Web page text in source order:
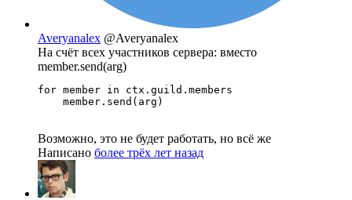
Averyanalex @Averyanalex
На счёт всех участников сервера: вместо
member.send(arg)
for member in ctx.guild.members
    member.send(arg)
Возможно, это не будет работать, но всё же
Написано более трёх лет назад